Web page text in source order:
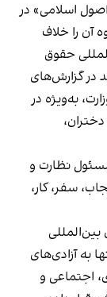
اسلامی» در
آن را خلاف
حقوق
در گزارش‌های
به‌ویژه در
نظارت و
سفر، کار،
به آزادی‌های
اجتماعی و